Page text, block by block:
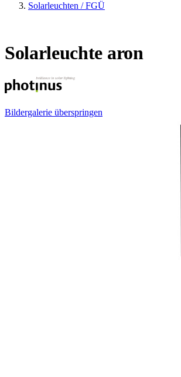
Solarleuchten / FGÜ
Solarleuchte aron
Bildergalerie überspringen